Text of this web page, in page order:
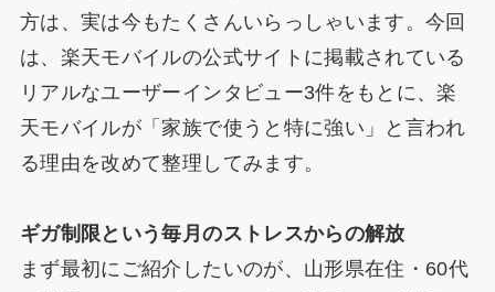
方は、実は今もたくさんいらっしゃいます。今回
は、楽天モバイルの公式サイトに掲載されている
リアルなユーザーインタビュー3件をもとに、楽
天モバイルが「家族で使うと特に強い」と言われ
る理由を改めて整理してみます。
ギガ制限という毎月のストレスからの解放
まず最初にご紹介したいのが、山形県在住・60代